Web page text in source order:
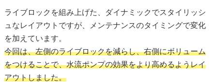
ライブロックを組み上げた、ダイナミックでスタイリッシ
ュなレイアウトですが、メンテナンスのタイミングで変化
を加えています。
今回は、左側のライブロックを減らし、右側にボリューム
をつけることで、水流ポンプの効果をより高めるようレイ
アウトしました。